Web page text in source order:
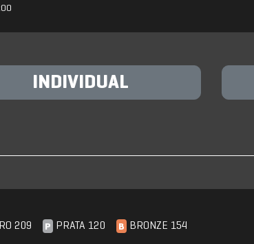
INDIVIDUAL
209 P PRATA 120 B BRONZE 154